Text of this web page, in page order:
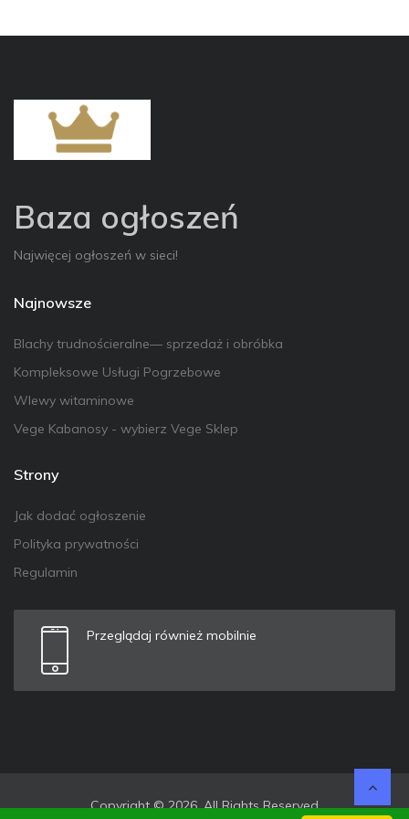
Baza ogłoszeń
Najwięcej ogłoszeń w sieci!
Najnowsze
Blachy trudnościeralne— sprzedaż i obróbka
Kompleksowe Usługi Pogrzebowe
Wlewy witaminowe
Vege Kabanosy - wybierz Vege Sklep
Strony
Jak dodać ogłoszenie
Polityka prywatności
Regulamin
Przeglądaj również mobilnie
Copyright © 2026. All Rights Reserved